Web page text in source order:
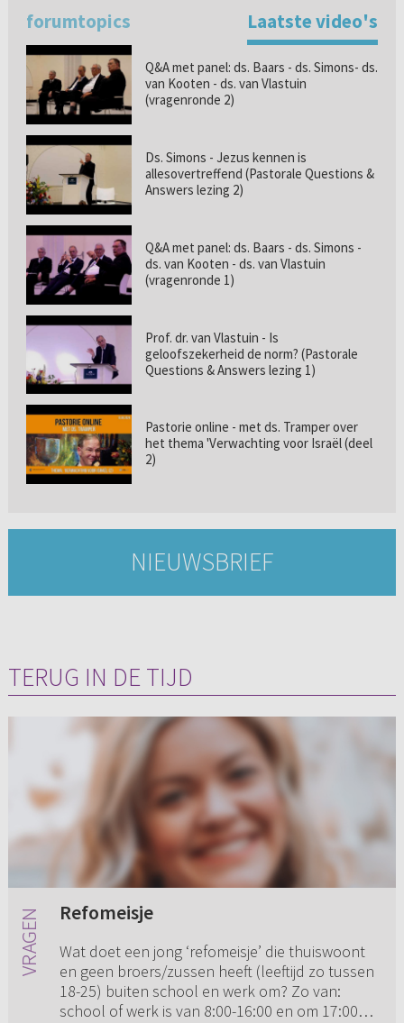
forumtopics Laatste video's
Q&A met panel: ds. Baars - ds. Simons- ds.
van Kooten - ds. van Vlastuin
(vragenronde 2)
Ds. Simons - Jezus kennen is
allesovertreffend (Pastorale Questions &
Answers lezing 2)
Q&A met panel: ds. Baars - ds. Simons -
ds. van Kooten - ds. van Vlastuin
(vragenronde 1)
Prof. dr. van Vlastuin - Is
geloofszekerheid de norm? (Pastorale
Questions & Answers lezing 1)
Pastorie online - met ds. Tramper over
het thema 'Verwachting voor Israël (deel
2)
NIEUWSBRIEF
TERUG IN DE TIJD
Refomeisje
Wat doet een jong ‘refomeisje’ die thuiswoont
en geen broers/zussen heeft (leeftijd zo tussen
18-25) buiten school en werk om? Zo van:
school of werk is van 8:00-16:00 en om 17:00